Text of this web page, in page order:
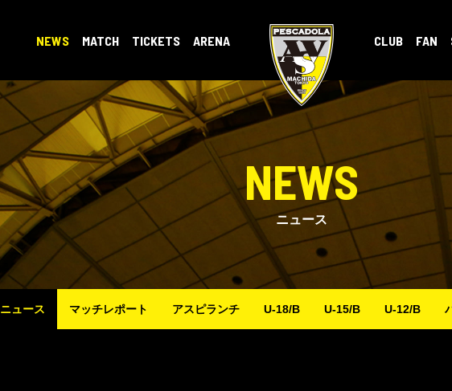
NEWS MATCH TICKETS ARENA CLUB FAN
NEWS
ニュース
ニュース マッチレポート アスピランチ U-18/B U-15/B U-12/B